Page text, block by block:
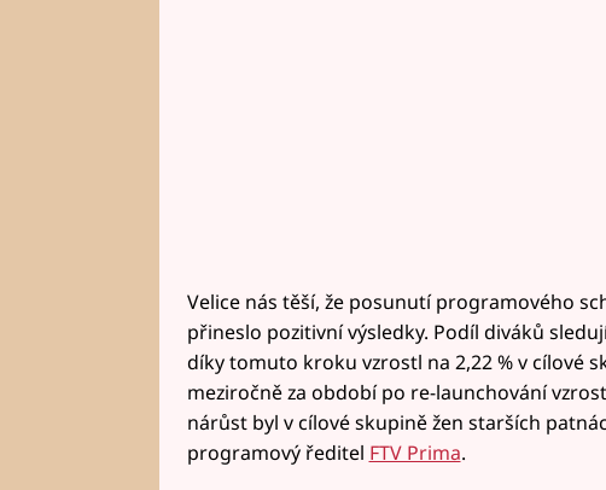
Velice nás těší, že posunutí programového
přineslo pozitivní výsledky. Podíl diváků
díky tomuto kroku vzrostl na 2,22 % v cílové
meziročně za období po re-launchování
nárůst byl v cílové skupině žen starších
programový ředitel FTV Prima.